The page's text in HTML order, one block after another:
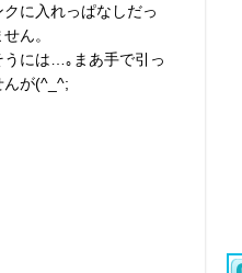
に入れっぱなしだっ
ん。
うには…｡まあ手で引っ
んが(^_^;